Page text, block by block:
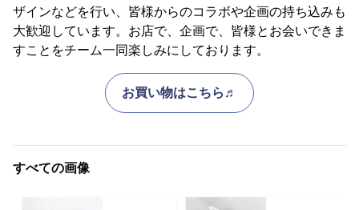
ザインなどを行い、皆様からのコラボや企画の持ち込みも
大歓迎しています。お店で、企画で、皆様とお会いできま
すことをチーム一同楽しみにしております。
お買い物はこちら♬
すべての画像